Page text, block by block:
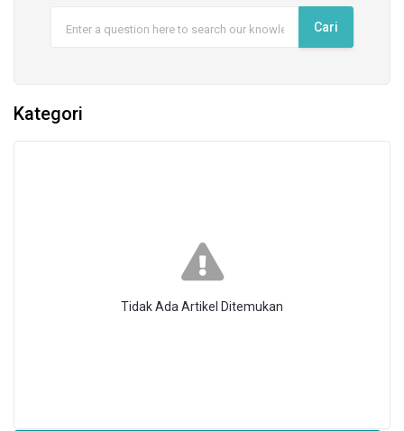
Kategori
Tidak Ada Artikel Ditemukan